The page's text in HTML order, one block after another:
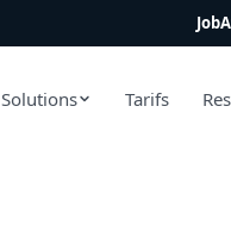
Solutions Tarifs